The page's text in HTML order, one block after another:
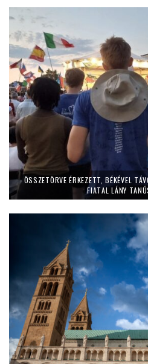
ÖSSZETÖRVE ÉRKEZETT, BÉKÉVEL
FIATAL LÁNY